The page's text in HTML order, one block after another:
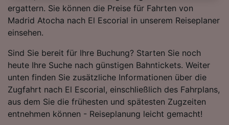
ergattern. Sie können die Preise für Fahrten von
Madrid Atocha nach El Escorial in unserem Reiseplaner
einsehen.
Sind Sie bereit für Ihre Buchung? Starten Sie noch
heute Ihre Suche nach günstigen Bahntickets. Weiter
unten finden Sie zusätzliche Informationen über die
Zugfahrt nach El Escorial, einschließlich des Fahrplans,
aus dem Sie die frühesten und spätesten Zugzeiten
entnehmen können - Reiseplanung leicht gemacht!
besuchen Sie jederzeit die Seite der
Datenschutzrichtlinie. Diese Präferenzen
werden unseren Partnern signalisiert und
haben keinen Einfluss auf Surfdaten. Ihre
Daten werden nicht für Tracking-Zwecke
verwendet, wenn Sie uns gebeten haben, Ihr
Surfverhalten nicht zu verfolgen.
Wir und unsere Partner verarbeiten Daten, um
Folgendes bereitzustellen:
Verwendung genauer Standortdaten.